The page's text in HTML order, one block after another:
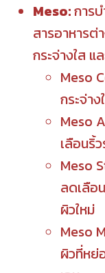
Meso:การ
สารอาหารต่
กระจ่างใส แ
Meso
กระจ่า
Meso
เลือนริ้
Meso
ลดเลือ
ผิวใหม่
Meso
ผิวที่หย่